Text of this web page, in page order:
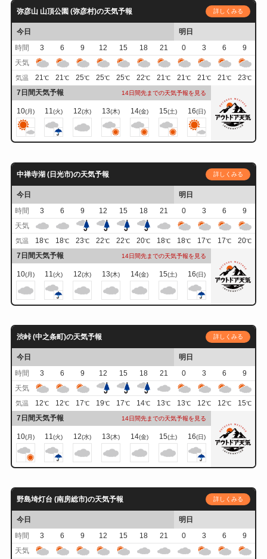
弥彦山 山頂公園 (弥彦村)の天気予報 詳しくみる
今日
明日
時間
3 6 9 12 15 18 21 0 3 6
9
天気
気温 21℃ 21℃ 25℃ 25℃ 25℃ 22℃ 21℃ 21℃ 21℃ 21℃ 23℃
7日間天気予報 14日間先までの天気予報を見る
10(月) 11(火) 12(水) 13(木) 14(金) 15(土) 16(日)
中禅寺湖 (日光市)の天気予報 詳しくみる
今日
明日
時間
3 6 9 12 15 18 21 0 3 6
9
天気
気温 18℃ 18℃ 23℃ 22℃ 22℃ 20℃ 18℃ 18℃ 17℃ 17℃ 20℃
7日間天気予報 14日間先までの天気予報を見る
10(月) 11(火) 12(水) 13(木) 14(金) 15(土) 16(日)
渋峠 (中之条町)の天気予報 詳しくみる
今日
明日
時間
3 6 9 12 15 18 21 0 3 6
9
天気
気温 12℃ 12℃ 17℃ 19℃ 17℃ 14℃ 13℃ 13℃ 12℃ 12℃ 15℃
7日間天気予報 14日間先までの天気予報を見る
10(月) 11(火) 12(水) 13(木) 14(金) 15(土) 16(日)
野島埼灯台 (南房総市)の天気予報 詳しくみる
今日
明日
時間
3 6 9 12 15 18 21 0 3 6
9
天気